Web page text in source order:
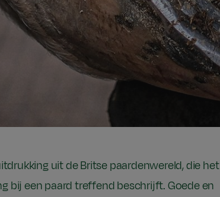
uit de Britse paardenwereld, die het
bij een paard treffend beschrijft. Goede en